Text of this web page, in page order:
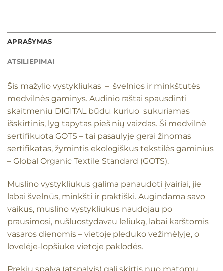
APRAŠYMAS
ATSILIEPIMAI
Šis mažylio vystykliukas – švelnios ir minkštutės
medvilnės gaminys. Audinio raštai spausdinti
skaitmeniu DIGITAL būdu, kuriuo sukuriamas
išskirtinis, lyg tapytas piešinių vaizdas. Ši medvilnė
sertifikuota GOTS – tai pasaulyje gerai žinomas
sertifikatas, žymintis ekologiškus tekstilės gaminius
– Global Organic Textile Standard (GOTS).
Muslino vystykliukus galima panaudoti įvairiai, jie
labai švelnūs, minkšti ir praktiški. Augindama savo
vaikus, muslino vystykliukus naudojau po
prausimosi, nušluostydavau leliuką, labai karštomis
vasaros dienomis – vietoje pleduko vežimėlyje, o
lovelėje-lopšiuke vietoje paklodės.
Prekių spalva (atspalvis) gali skirtis nuo matomų